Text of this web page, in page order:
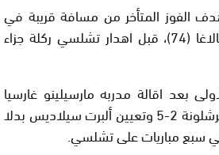
الفوز المتأخر من مسافة قريبة في
شباك مواطنه كيبا اريسبالاغا (74)، قبل اهدار تشلسي ركلة جزاء
بعد اقالة مدربه مارسيلينو غارسيا
الأربعاء اثر سقوطه امام برشلونة 2-5 وتعيين ألبرت سيلاديس بدلا
سبع مباريات على تشلسي.